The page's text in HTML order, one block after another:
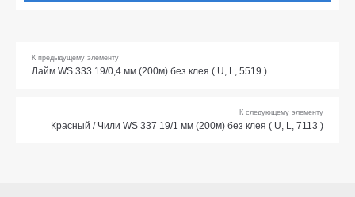
К предыдущему элементу
Лайм WS 333 19/0,4 мм (200м) без клея ( U, L, 5519 )
К следующему элементу
Красный / Чили WS 337 19/1 мм (200м) без клея ( U, L, 7113 )